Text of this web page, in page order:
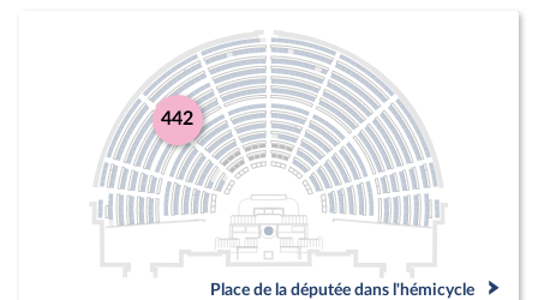
442
Place de la députée dans l'hémicycle